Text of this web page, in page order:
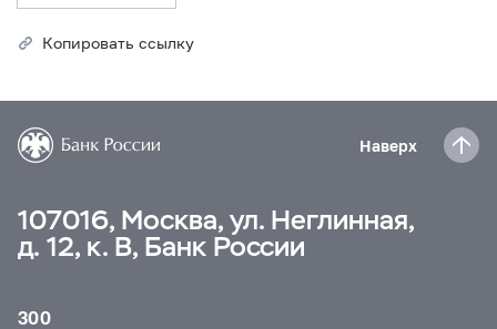
Копировать ссылку
Наверх
107016, Москва, ул. Неглинная,
д. 12, к. В, Банк России
300